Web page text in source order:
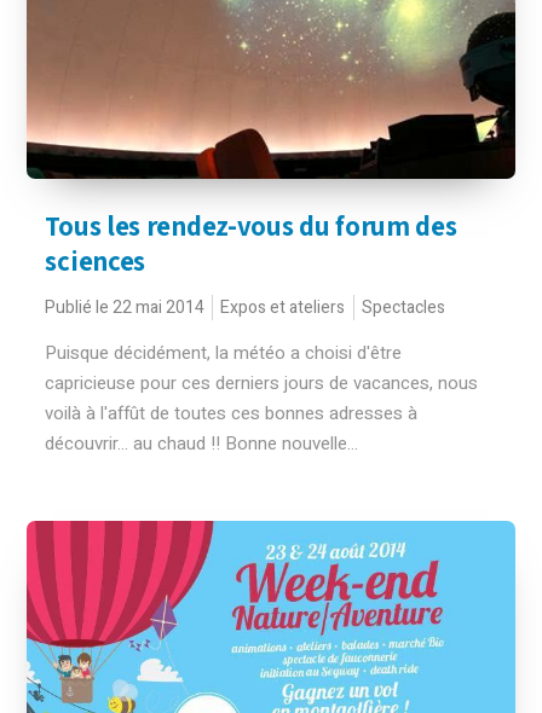
Tous les rendez-vous du forum des
sciences
Publié le 22 mai 2014 Expos et ateliers Spectacles
Puisque décidément, la météo a choisi d'être
capricieuse pour ces derniers jours de vacances, nous
voilà à l'affût de toutes ces bonnes adresses à
découvrir... au chaud !! Bonne nouvelle...